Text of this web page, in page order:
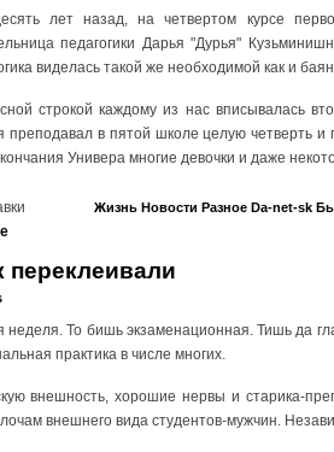
лет назад, на четвертом курсе
педагогики Дарья "Дурья"
виделась такой же необходимой как и
строкой каждому из нас вписывалась
я преподавал в пятой школе целую
Универа многие девочки и даже
Жизнь Новости Разное Da-net-sk
переклеивали
неделя. То бишь экзаменационная. Тишь да
практика в числе многих.
внешность, хорошие нервы и старика-
внешнего вида студентов-мужчин.